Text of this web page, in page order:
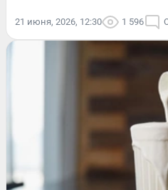
21 июня, 2026, 12:30 1 596